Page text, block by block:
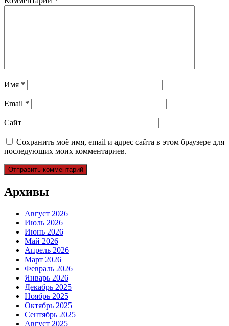
Имя *
Email *
Сайт
Сохранить моё имя, email и адрес сайта в этом браузере для
последующих моих комментариев.
Архивы
Август 2026
Июль 2026
Июнь 2026
Май 2026
Апрель 2026
Март 2026
Февраль 2026
Январь 2026
Декабрь 2025
Ноябрь 2025
Октябрь 2025
Сентябрь 2025
Август 2025